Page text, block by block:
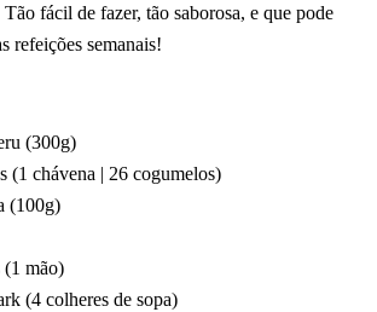
fácil de fazer, tão saborosa, e que pode
refeições semanais!
(300g)
(1 chávena | 26 cogumelos)
(100g)
(1 mão)
(4 colheres de sopa)